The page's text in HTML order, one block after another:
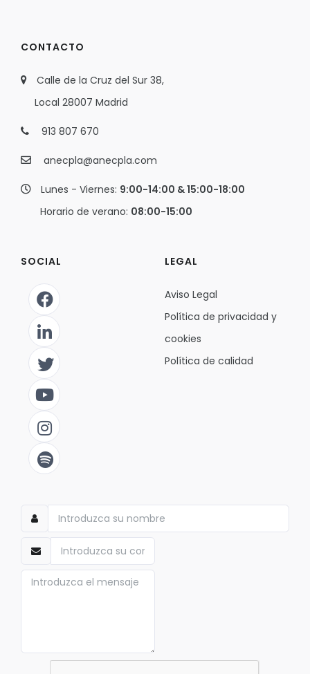
CONTACTO
Calle de la Cruz del Sur 38,
Local 28007 Madrid
913 807 670
anecpla@anecpla.com
Lunes - Viernes: 9:00-14:00 & 15:00-18:00
Horario de verano: 08:00-15:00
SOCIAL LEGAL
Aviso Legal
Política de privacidad y
cookies
Política de calidad